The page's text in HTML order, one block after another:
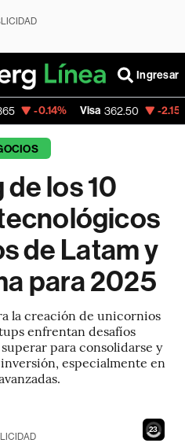
Ingresar
Visa 362.50 -2.15%
los 10
de Latam y
para 2025
la creación de unicornios
enfrentan desafíos
para consolidarse y
especialmente en
21